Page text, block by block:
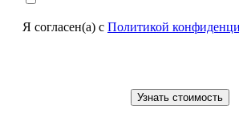
Я согласен(а) с Политикой